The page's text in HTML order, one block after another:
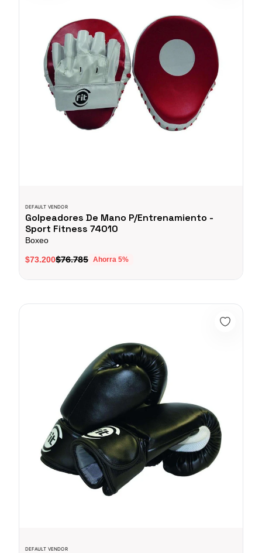
DEFAULT VENDOR
Golpeadores De Mano P/Entrenamiento -
Sport Fitness 74010
Boxeo
$73.200$76.785 Ahorra 5%
Guante Boxeo Fundamentación 14 OZ Negro Hombre - Sport
DEFAULT VENDOR